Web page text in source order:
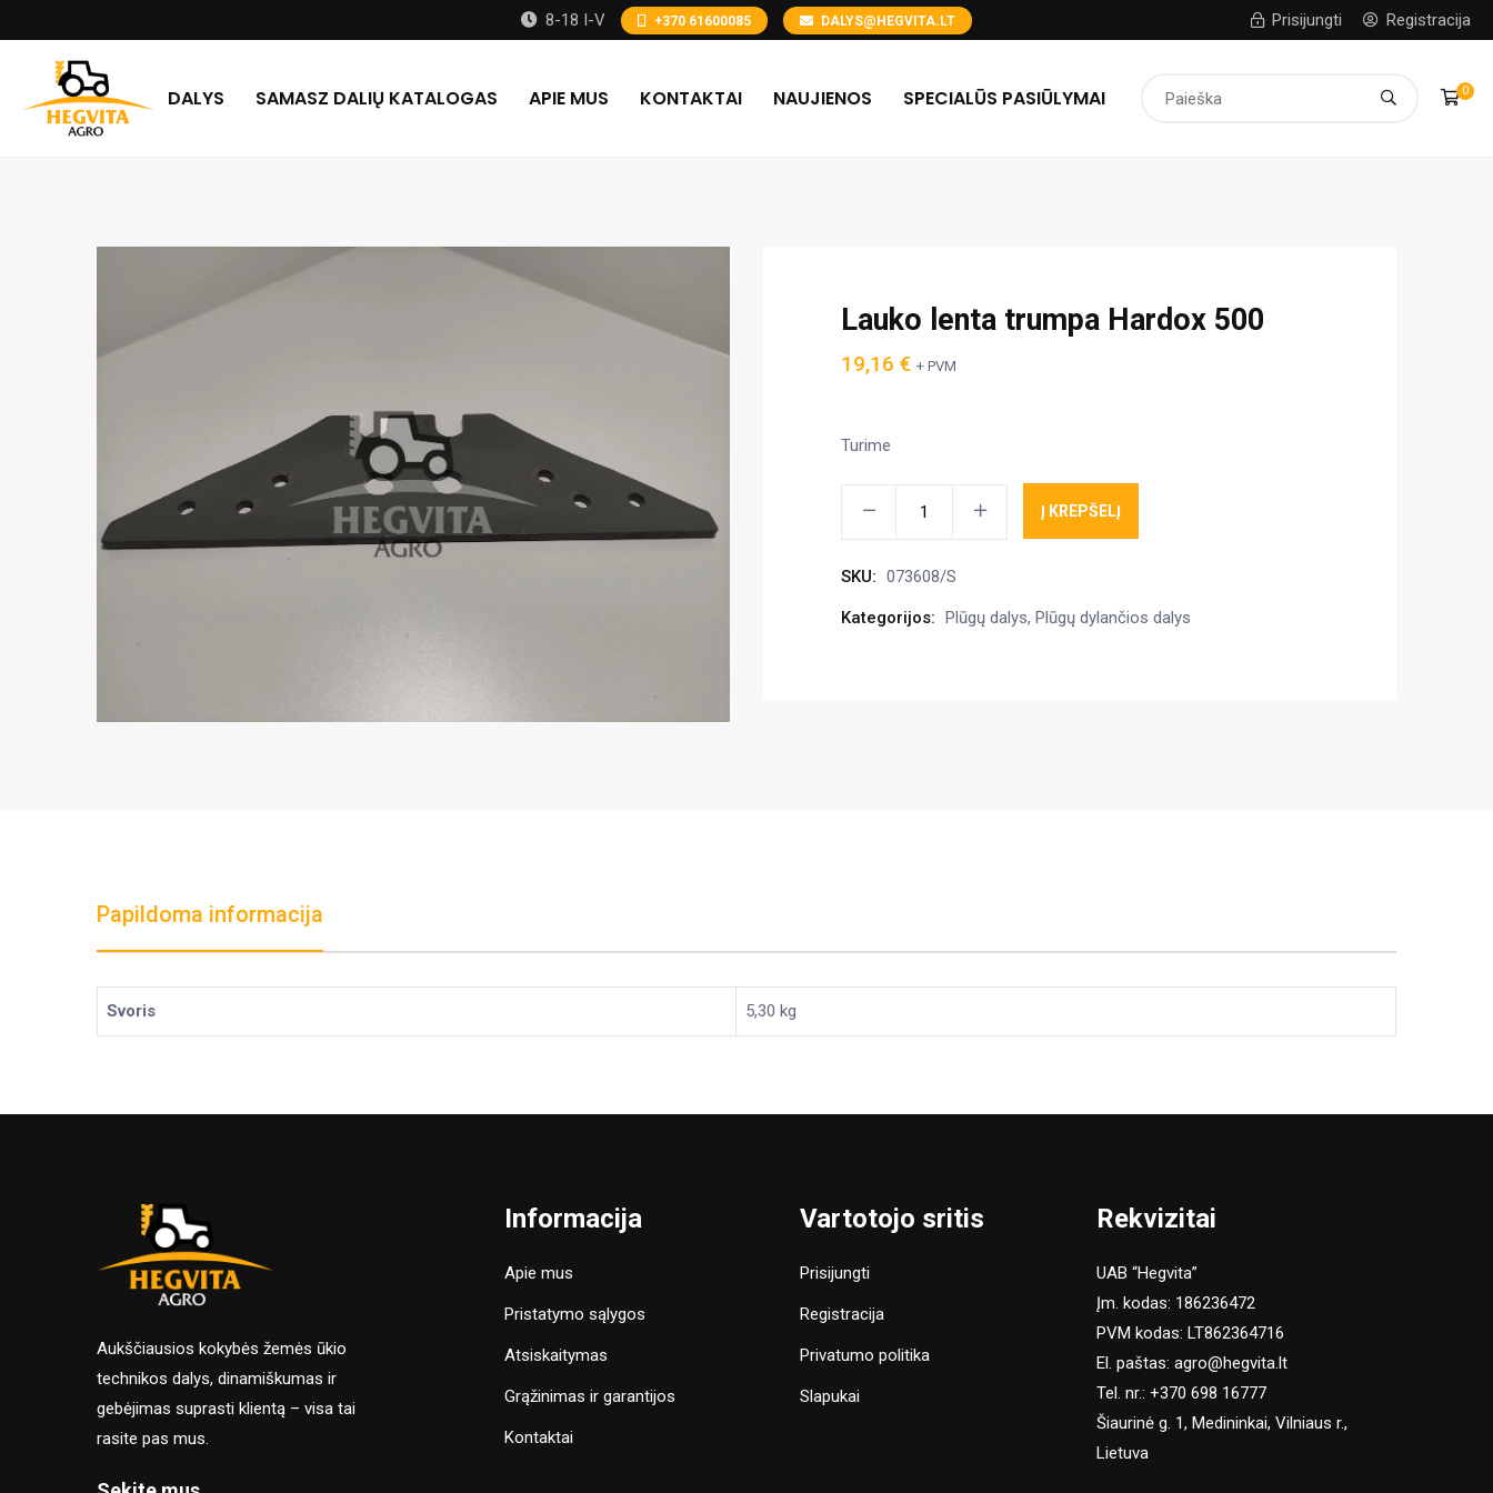
8-18 I-V +370 61600085 DALYS@HEGVITA.LT Prisijungti Registracija
DALYS SAMASZ DALIŲ KATALOGAS APIE MUS KONTAKTAI NAUJIENOS SPECIALŪS PASIŪLYMAI 0
Lauko lenta trumpa Hardox 500
19,16 € + PVM
Turime
Hardox
500
Į KREPŠELĮ
SKU: 073608/S
Kategorijos: Plūgų dalys, Plūgų dylančios dalys
Papildoma informacija
Svoris 5,30 kg
Aukščiausios kokybės žemės ūkio
technikos dalys, dinamiškumas ir
gebėjimas suprasti klientą – visa tai
rasite pas mus.
Informacija
Apie mus
Pristatymo sąlygos
Atsiskaitymas
Grąžinimas ir garantijos
Kontaktai
Vartotojo sritis
Prisijungti
Registracija
Privatumo politika
Slapukai
Rekvizitai
UAB “Hegvita”
Įm. kodas: 186236472
PVM kodas: LT862364716
El. paštas: agro@hegvita.lt
Tel. nr.: +370 698 16777
Šiaurinė g. 1, Medininkai, Vilniaus r.,
Lietuva